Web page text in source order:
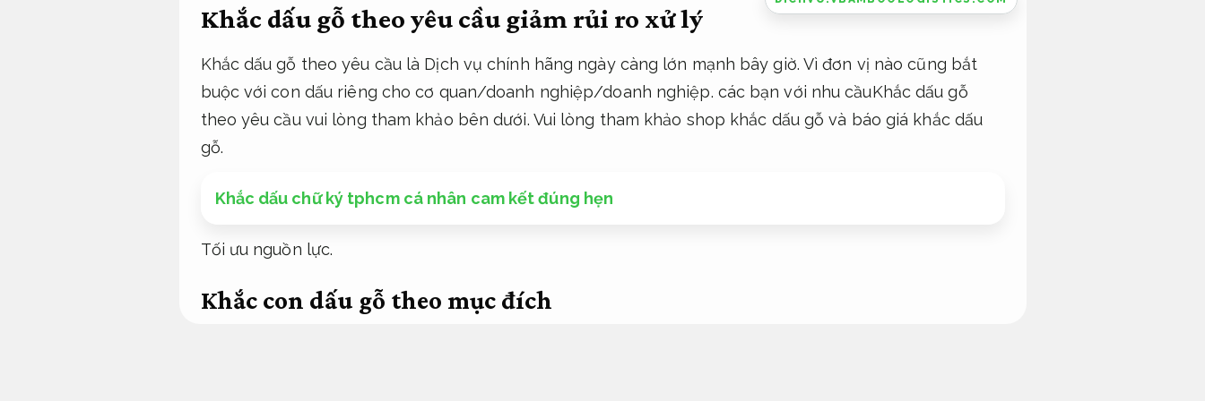
Khắc dấu gỗ theo yêu cầu giảm rủi ro xử lý
Khắc dấu gỗ theo yêu cầu là Dịch vụ chính hãng ngày càng lớn mạnh bây giờ. Vì đơn vị nào cũng bắt
buộc với con dấu riêng cho cơ quan/doanh nghiệp/doanh nghiệp. các bạn với nhu cầuKhắc dấu gỗ
theo yêu cầu vui lòng tham khảo bên dưới. Vui lòng tham khảo shop khắc dấu gỗ và báo giá khắc dấu
gỗ.
Khắc dấu chữ ký tphcm cá nhân cam kết đúng hẹn
Tối ưu nguồn lực.
Khắc con dấu gỗ theo mục đích